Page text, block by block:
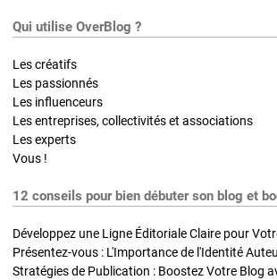
Qui utilise OverBlog ?
Les créatifs
Les passionnés
Les influenceurs
Les entreprises, collectivités et associations
Les experts
Vous !
12 conseils pour bien débuter son blog et
Développez une Ligne Éditoriale Claire pour
Présentez-vous : L'Importance de l'Identité